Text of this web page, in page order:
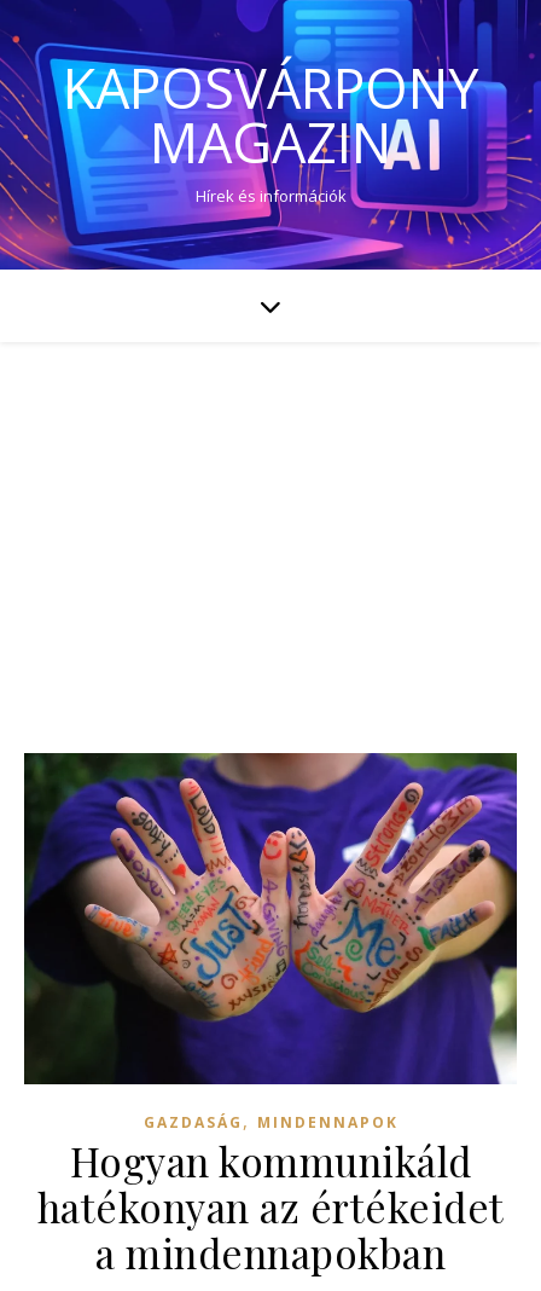
KAPOSVÁRPONY
MAGAZIN
Hírek és információk
GAZDASÁG , MINDENNAPOK
Hogyan kommunikáld
hatékonyan az értékeidet
a mindennapokban